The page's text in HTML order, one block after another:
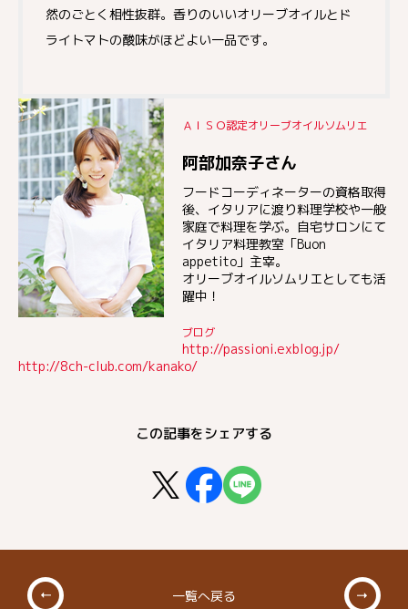
然のごとく相性抜群。香りのいいオリーブオイルとド
ライトマトの酸味がほどよい一品です。
ＡＩＳＯ認定オリーブオイルソムリエ
阿部加奈子さん
フードコーディネーターの資格取得
後、イタリアに渡り料理学校や一般
家庭で料理を学ぶ。自宅サロンにて
イタリア料理教室「Buon
appetito」主宰。
オリーブオイルソムリエとしても活
躍中！
ブログ
http://passioni.exblog.jp/
http://8ch-club.com/kanako/
この記事をシェアする
一覧へ戻る